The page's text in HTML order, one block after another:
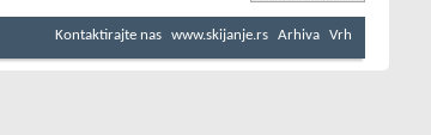
Kontaktirajte nas www.skijanje.rs Arhiva Vrh